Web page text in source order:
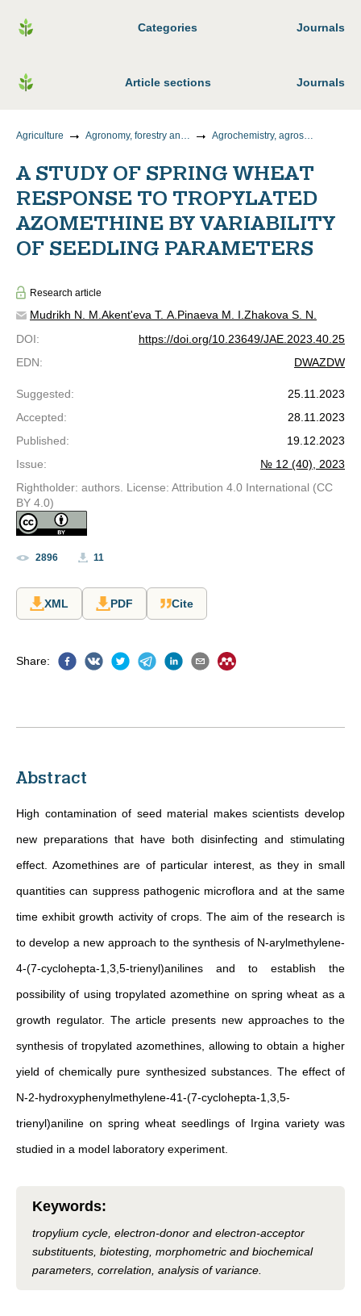
Categories Journals
Article sections Journals
Agriculture Agronomy, forestry and water management Agrochemistry, agrosoil science, plant protection and quarantine
A STUDY OF SPRING WHEAT
RESPONSE TO TROPYLATED
AZOMETHINE BY VARIABILITY
OF SEEDLING PARAMETERS
Research article
Mudrikh N. M. Akent'eva T. A. Pinaeva M. I. Zhakova S. N.
DOI:
https://doi.org/10.23649/JAE.2023.40.25
EDN: DWAZDW
Suggested:
25.11.2023
Accepted:
28.11.2023
Published:
19.12.2023
Issue:
№ 12 (40), 2023
Rightholder: authors. License: Attribution 4.0 International (CC
BY 4.0)
2896 11
XML PDF Cite
Share:
Abstract
High contamination of seed material makes scientists develop
new preparations that have both disinfecting and stimulating
effect. Azomethines are of particular interest, as they in small
quantities can suppress pathogenic microflora and at the same
time exhibit growth activity of crops. The aim of the research is
to develop a new approach to the synthesis of N-arylmethylene-
4-(7-cyclohepta-1,3,5-trienyl)anilines and to establish the
possibility of using tropylated azomethine on spring wheat as a
growth regulator. The article presents new approaches to the
synthesis of tropylated azomethines, allowing to obtain a higher
yield of chemically pure synthesized substances. The effect of
N-2-hydroxyphenylmethylene-41-(7-cyclohepta-1,3,5-
trienyl)aniline on spring wheat seedlings of Irgina variety was
studied in a model laboratory experiment.
Keywords:
tropylium cycle, electron-donor and electron-acceptor
substituents, biotesting, morphometric and biochemical
parameters, correlation, analysis of variance.